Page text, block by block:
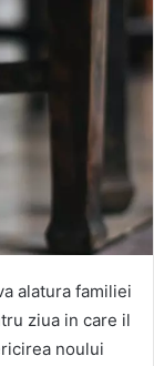
alatura familiei
ziua in care il
noului